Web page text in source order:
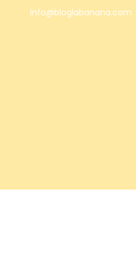
info@bloglabanana.com